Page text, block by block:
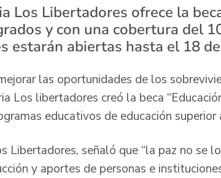
Los Libertadores ofrece la
y con una cobertura del
estarán abiertas hasta el 18
las oportunidades de los
Los libertadores creó la beca
educativos de educación
Libertadores, señaló que “la paz no se
y aportes de personas e